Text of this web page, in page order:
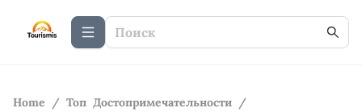
Home / Топ Достопримечательности /